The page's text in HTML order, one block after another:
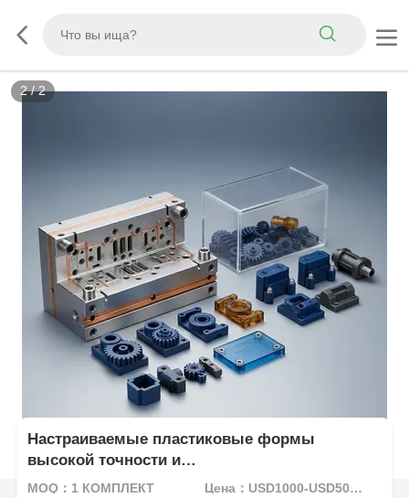
2/2
Настраиваемые пластиковые формы
высокой точности и
высокопроизводительные пластиковые
MOQ：1 КОМПЛЕКТ Цена：USD1000-USD5000.00